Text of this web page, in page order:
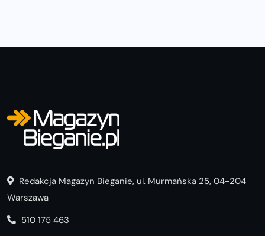
Redakcja Magazyn Bieganie, ul. Murmańska 25, 04-204
Warszawa
510 175 463